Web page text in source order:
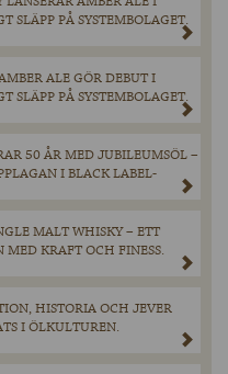
SLÄPP PÅ SYSTEMBOLAGET.
ALE GÖR DEBUT I
SLÄPP PÅ SYSTEMBOLAGET.
50 ÅR MED JUBILEUMSÖL –
I BLACK LABEL-
MALT WHISKY – ETT
KRAFT OCH FINESS.
HISTORIA OCH JEVER
I ÖLKULTUREN.